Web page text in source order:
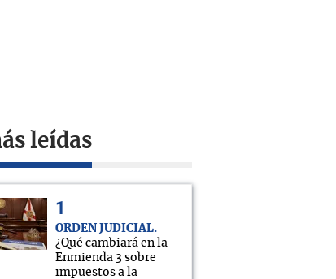
leídas
ORDEN JUDICIAL
¿Qué cambiará en la
Enmienda 3 sobre
impuestos a la